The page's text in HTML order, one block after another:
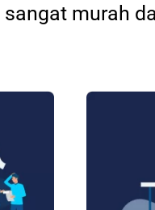
murah